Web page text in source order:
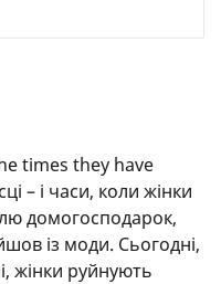
times they have
– і часи, коли жінки
домогосподарок,
із моди. Сьогодні,
жінки руйнують